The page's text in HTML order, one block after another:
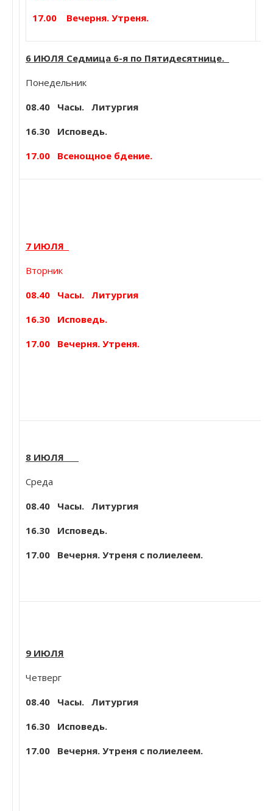
17.00 Вечерня. Утреня.
6 ИЮЛЯ Седмица 6-я по Пятидесятнице.
Понедельник
08.40 Часы. Литургия
16.30 Исповедь.
17.00 Всенощное бдение.
7 ИЮЛЯ
Вторник
08.40 Часы. Литургия
16.30 Исповедь.
17.00 Вечерня. Утреня.
8 ИЮЛЯ
Среда
08.40 Часы. Литургия
16.30 Исповедь.
17.00 Вечерня. Утреня с полиелеем.
9 ИЮЛЯ
Четверг
08.40 Часы. Литургия
16.30 Исповедь.
17.00 Вечерня. Утреня с полиелеем.